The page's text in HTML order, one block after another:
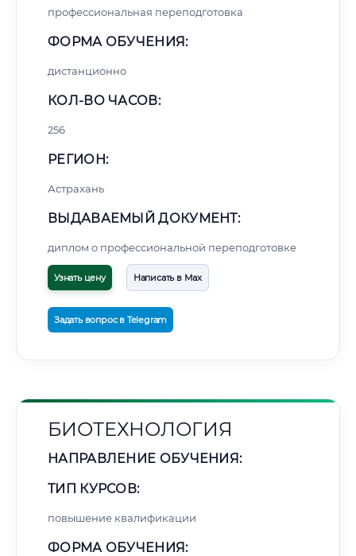
профессиональная переподготовка
ФОРМА ОБУЧЕНИЯ:
дистанционно
КОЛ-ВО ЧАСОВ:
256
РЕГИОН:
Астрахань
ВЫДАВАЕМЫЙ ДОКУМЕНТ:
диплом о профессиональной переподготовке
Узнать цену Написать в Max
Задать вопрос в Telegram
БИОТЕХНОЛОГИЯ
НАПРАВЛЕНИЕ ОБУЧЕНИЯ:
ТИП КУРСОВ:
повышение квалификации
ФОРМА ОБУЧЕНИЯ: